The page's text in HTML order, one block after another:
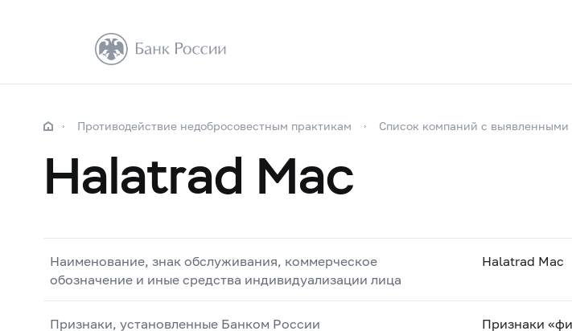
Противодействие недобросовестным практикам Список компаний с
Halatrad Mac
Наименование, знак обслуживания, коммерческое
обозначение и иные средства индивидуализации лица
Halatrad Mac
Признаки, установленные Банком России Признаки